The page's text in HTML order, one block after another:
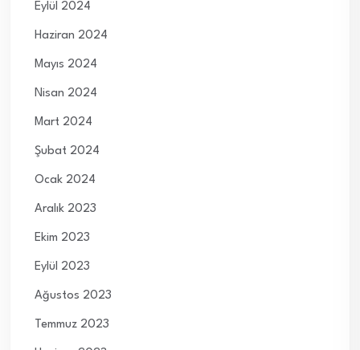
Eylül 2024
Haziran 2024
Mayıs 2024
Nisan 2024
Mart 2024
Şubat 2024
Ocak 2024
Aralık 2023
Ekim 2023
Eylül 2023
Ağustos 2023
Temmuz 2023